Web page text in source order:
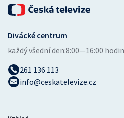
Divácké centrum
každý všední den:8:00—16:00 hodin
261 136 113
info@ceskatelevize.cz